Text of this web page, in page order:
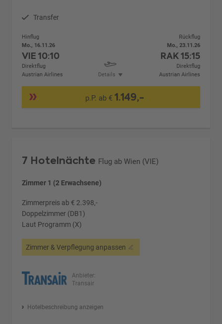
Transfer
Hinflug
Mo., 16.11.26
VIE10:10
Direktflug
Austrian Airlines
Details
Rückflug
Mo., 23.11.26
RAK15:15
Direktflug
Austrian Airlines
p.P. ab € 1.149,-
7 Hotelnächte Flug ab Wien (VIE)
Zimmer 1 (2 Erwachsene)
Zimmerpreis ab € 2.398,-
Doppelzimmer (DB1)
Laut Programm (X)
Zimmer & Verpflegung anpassen
Anbieter:
Transair
Hotelbeschreibung anzeigen